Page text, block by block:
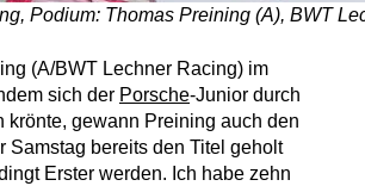
Podium: Thomas Preining (A), BWT
(A/BWT Lechner Racing) im
sich der Porsche-Junior durch
gewann Preining auch den
Samstag bereits den Titel geholt
Erster werden. Ich habe zehn